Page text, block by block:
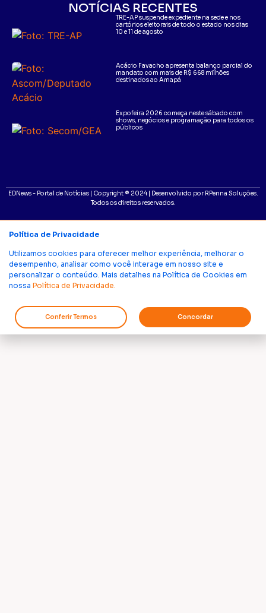
NOTÍCIAS RECENTES
TRE-AP suspende expediente na sede e nos
cartórios eleitorais de todo o estado nos dias
10 e 11 de agosto
Acácio Favacho apresenta balanço parcial do
mandato com mais de R$ 668 milhões
destinados ao Amapá
Expofeira 2026 começa neste sábado com
shows, negócios e programação para todos os
públicos
EDNews - Portal de Notícias | Copyright ® 2024 | Desenvolvido por RPenna Soluções.
Todos os direitos reservados.
Política de Privacidade
Utilizamos cookies para oferecer melhor experiência, melhorar o
desempenho, analisar como você interage em nosso site e
personalizar o conteúdo. Mais detalhes na Política de Cookies em
nossa Política de Privacidade.
Conferir Termos Concordar